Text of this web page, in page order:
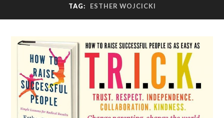
TAG: ESTHER WOJCICKI